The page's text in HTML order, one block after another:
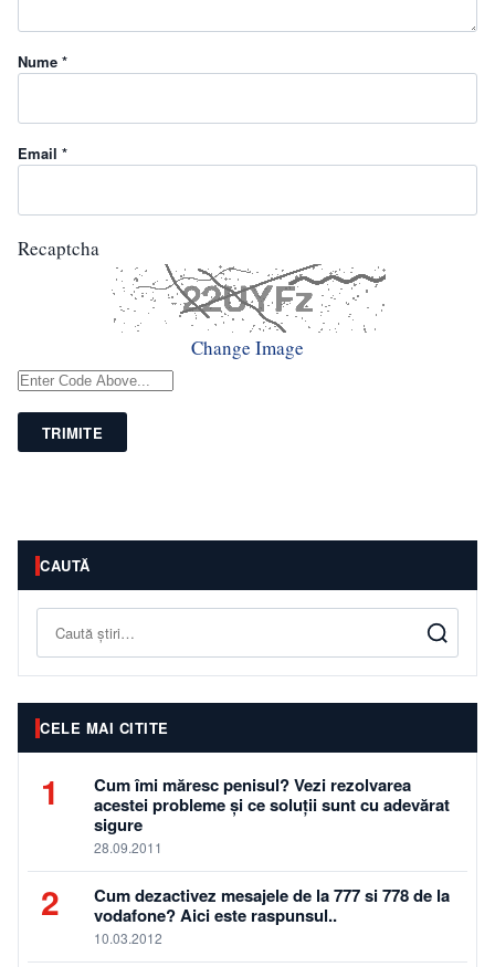
Nume *
Email *
Recaptcha
Change Image
TRIMITE
CAUTĂ
Caută
CELE MAI CITITE
1
Cum îmi măresc penisul? Vezi rezolvarea
acestei probleme și ce soluții sunt cu adevărat
sigure
28.09.2011
2
Cum dezactivez mesajele de la 777 si 778 de la
vodafone? Aici este raspunsul..
10.03.2012